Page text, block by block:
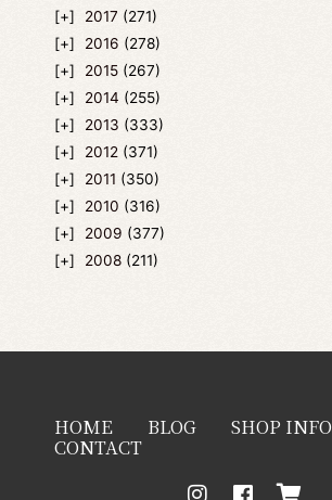
2017 (271)
2016 (278)
2015 (267)
2014 (255)
2013 (333)
2012 (371)
2011 (350)
2010 (316)
2009 (377)
2008 (211)
HOME BLOG SHOP INFO
CONTACT